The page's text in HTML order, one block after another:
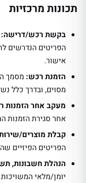
תכונות מרכזיות
בקשת רכש/דרישה:
הפריטים הנדרשים
אישור.
הזמנת רכש: מסמך
מסוים, ובדרך כלל
מעקב אחר הזמנות
אחר סגירת הזמנות
קבלת מוצרים/
הפריטים הפיזיים
הנהלת חשבונות,
יומן/מלאי